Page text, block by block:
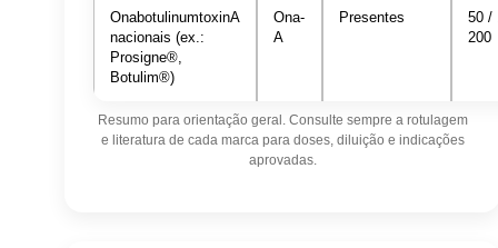
OnabotulinumtoxinA
nacionais (ex.:
Prosigne®,
Botulim®)
Ona-
A
Presentes
50 /
200
Resumo para orientação geral. Consulte sempre a rotulagem
e literatura de cada marca para doses, diluição e indicações
aprovadas.